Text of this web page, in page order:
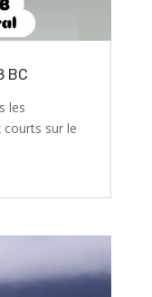
BC
les
courts sur le